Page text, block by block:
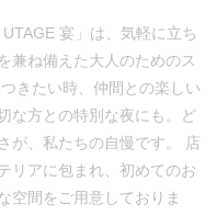
宴」は、気軽に立ち
兼ね備えた大人のためのス
きたい時、仲間との楽しい
な方との特別な夜にも。ど
が、私たちの自慢です。 店
リアに包まれ、初めてのお
空間をご用意しておりま